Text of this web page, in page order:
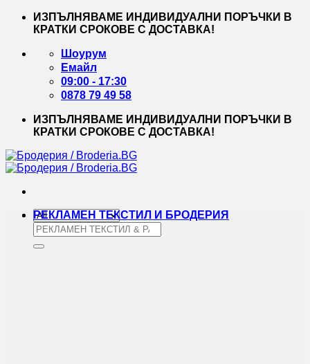
Skip
ИЗПЪЛНЯВАМЕ ИНДИВИДУАЛНИ ПОРЪЧКИ В
КРАТКИ СРОКОВЕ С ДОСТАВКА!
Шоурум
Емайл
09:00 - 17:30
0878 79 49 58
ИЗПЪЛНЯВАМЕ ИНДИВИДУАЛНИ ПОРЪЧКИ В
КРАТКИ СРОКОВЕ С ДОСТАВКА!
Търсене
за:
РЕКЛАМЕН ТЕКСТИЛ И БРОДЕРИЯ